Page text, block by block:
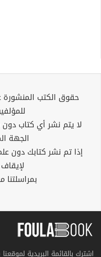
حقوق الكتب
لا يتم نشر أي كتاب
الجهة
إذا تم نشر كتابك دون
اشترك بالقائمة البريدية